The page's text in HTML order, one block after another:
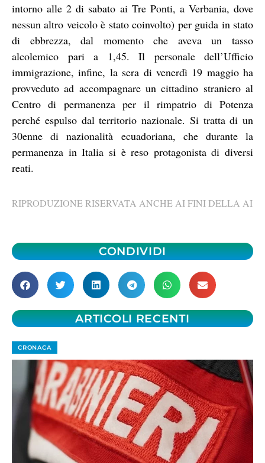
intorno alle 2 di sabato ai Tre Ponti, a Verbania, dove
nessun altro veicolo è stato coinvolto) per guida in stato
di ebbrezza, dal momento che aveva un tasso
alcolemico pari a 1,45. Il personale dell’Ufficio
immigrazione, infine, la sera di venerdì 19 maggio ha
provveduto ad accompagnare un cittadino straniero al
Centro di permanenza per il rimpatrio di Potenza
perché espulso dal territorio nazionale. Si tratta di un
30enne di nazionalità ecuadoriana, che durante la
permanenza in Italia si è reso protagonista di diversi
reati.
RIPRODUZIONE RISERVATA ANCHE AI FINI DELLA AI
CONDIVIDI
ARTICOLI RECENTI
CRONACA